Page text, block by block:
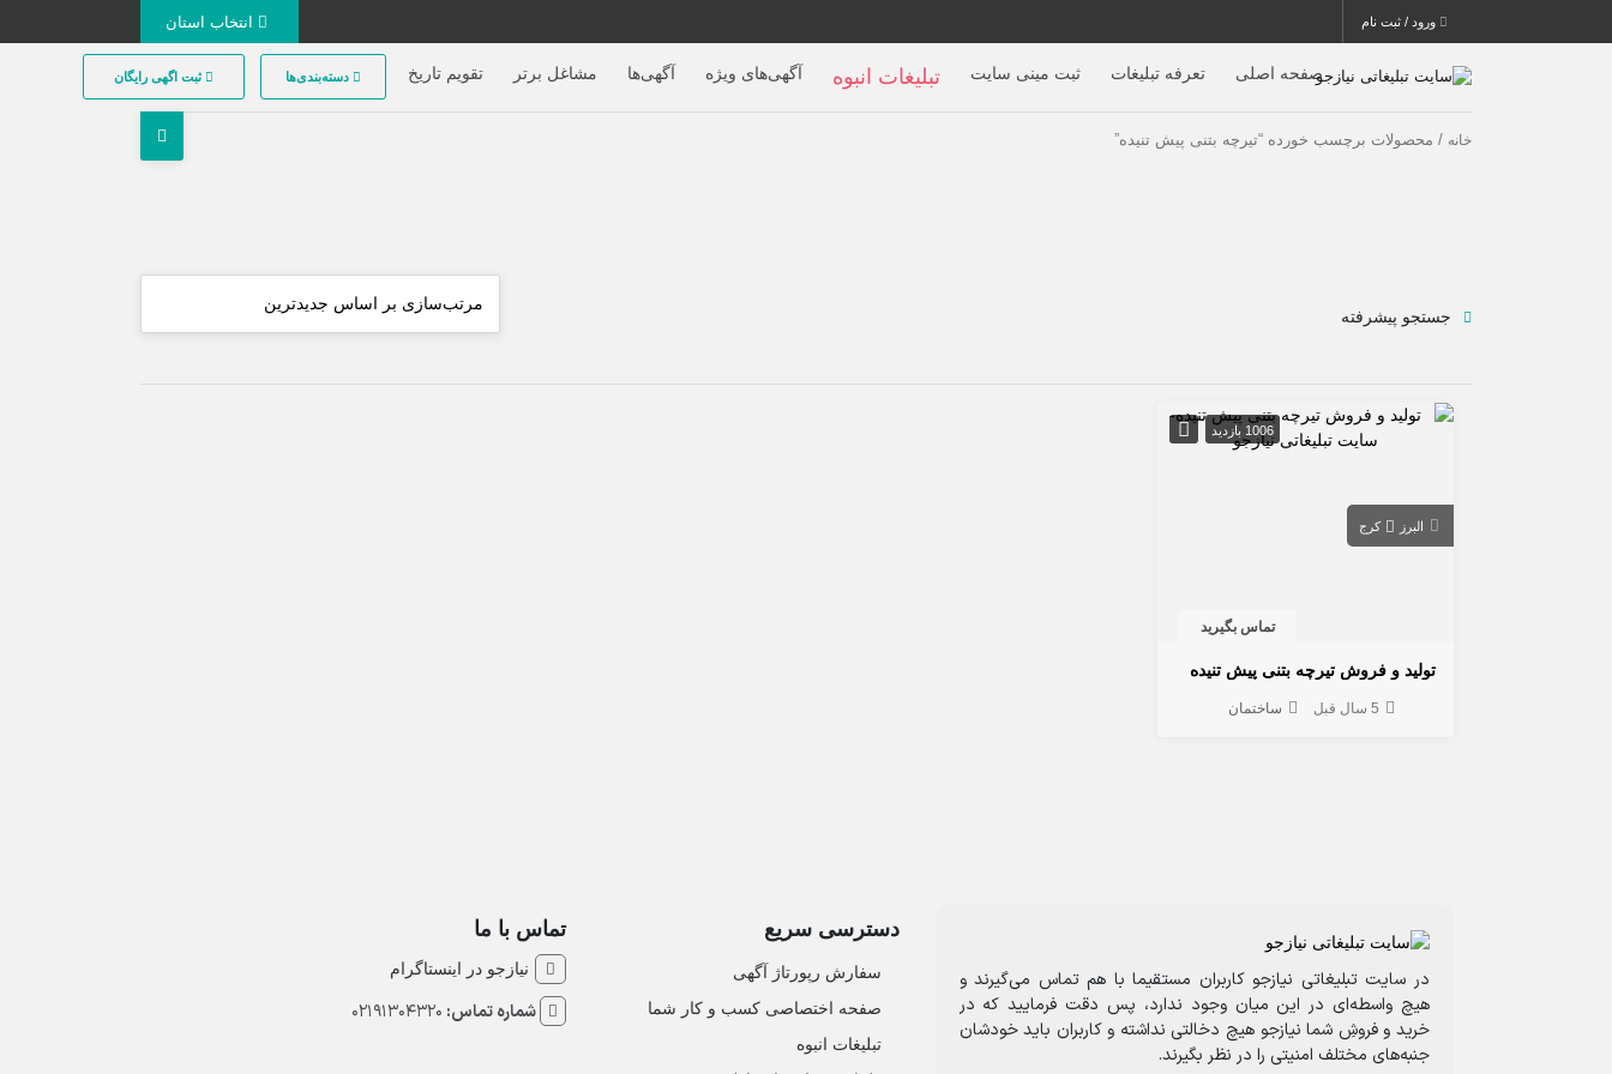
ورود / ثبت نام
صفحه اصلی تعرفه تبلیغات ثبت مینی سایت تبلیغات انبوه آگهی‌های ویژه آگهی‌ها مشاغل برتر تقویم تاریخ دسته‌بندی‌ها ثبت اگهی رایگان
خانه / محصولات برچسب خورده “تیرچه بتنی پیش تنیده”
جستجو پیشرفته
1006 بازدید
البرز کرج
تماس بگیرید
تولید و فروش تیرچه بتنی پیش تنیده
5 سال قبل ساختمان
در سایت تبلیغاتی نیازجو کاربران مستقیما با هم تماس می‌گیرند و
هیچ واسطه‌ای در این میان وجود ندارد، پس دقت فرمایید که در
خرید و فروشِ شما نیازجو هیچ دخالتی نداشته و کاربران باید خودشان
جنبه‌های مختلف امنیتی را در نظر بگیرند.
دسترسی سریع
سفارش رپورتاژ آگهی
صفحه اختصاصی کسب و کار شما
تبلیغات انبوه
تماس با ما
نیازجو در اینستاگرام
شماره تماس: 02191304320